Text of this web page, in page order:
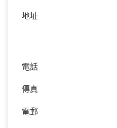
地址
電話
傳真
電郵